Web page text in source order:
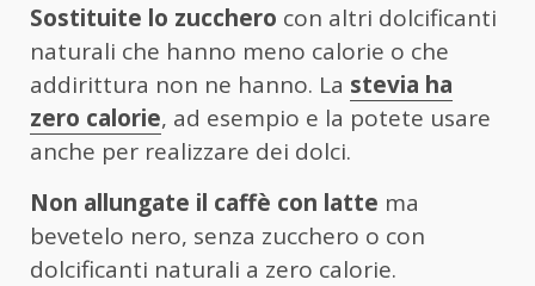
Sostituite lo zucchero con altri dolcificanti
naturali che hanno meno calorie o che
addirittura non ne hanno. La stevia ha
zero calorie, ad esempio e la potete usare
anche per realizzare dei dolci.
Non allungate il caffè con latte ma
bevetelo nero, senza zucchero o con
dolcificanti naturali a zero calorie.